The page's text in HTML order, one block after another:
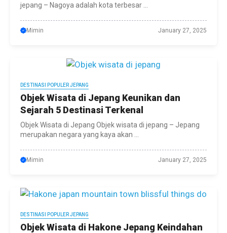
jepang – Nagoya adalah kota terbesar ...
Mimin January 27, 2025
DESTINASI POPULER JEPANG
Objek Wisata di Jepang Keunikan dan
Sejarah 5 Destinasi Terkenal
Objek Wisata di Jepang Objek wisata di jepang – Jepang
merupakan negara yang kaya akan ...
Mimin January 27, 2025
DESTINASI POPULER JEPANG
Objek Wisata di Hakone Jepang Keindahan